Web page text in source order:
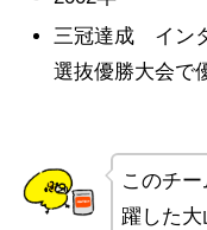
三冠達成 イン
選抜優勝大会で
このチ
躍した大